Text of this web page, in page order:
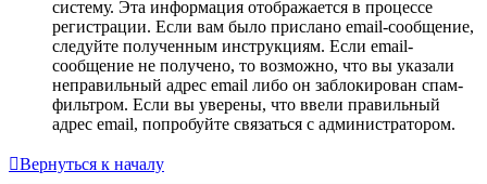
систему. Эта информация отображается в процессе
регистрации. Если вам было прислано email-сообщение,
следуйте полученным инструкциям. Если email-
сообщение не получено, то возможно, что вы указали
неправильный адрес email либо он заблокирован спам-
фильтром. Если вы уверены, что ввели правильный
адрес email, попробуйте связаться с администратором.
Вернуться к началу